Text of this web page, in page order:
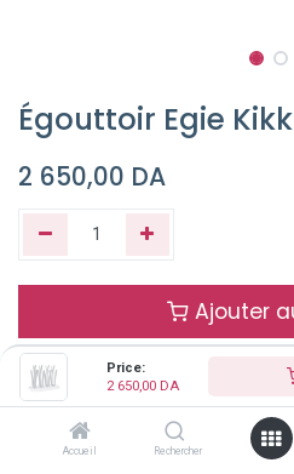
Price:
2 650,00 DA
Accueil Rechercher
Égouttoir Egie
2 650,00 DA
Ajouter
Buy